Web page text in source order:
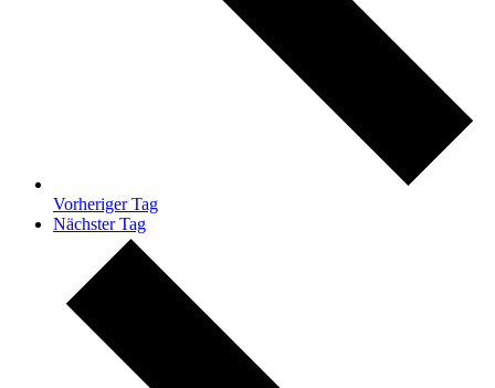
Vorheriger Tag
Nächster Tag